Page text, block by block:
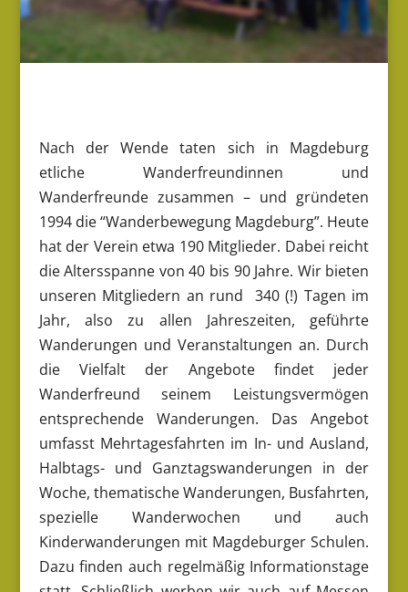
Nach der Wende taten sich in Magdeburg
etliche Wanderfreundinnen und
Wanderfreunde zusammen – und gründeten
1994 die “Wanderbewegung Magdeburg”. Heute
hat der Verein etwa 190 Mitglieder. Dabei reicht
die Altersspanne von 40 bis 90 Jahre. Wir bieten
unseren Mitgliedern an rund 340 (!) Tagen im
Jahr, also zu allen Jahreszeiten, geführte
Wanderungen und Veranstaltungen an. Durch
die Vielfalt der Angebote findet jeder
Wanderfreund seinem Leistungsvermögen
entsprechende Wanderungen. Das Angebot
umfasst Mehrtagesfahrten im In- und Ausland,
Halbtags- und Ganztagswanderungen in der
Woche, thematische Wanderungen, Busfahrten,
spezielle Wanderwochen und auch
Kinderwanderungen mit Magdeburger Schulen.
Dazu finden auch regelmäßig Informationstage